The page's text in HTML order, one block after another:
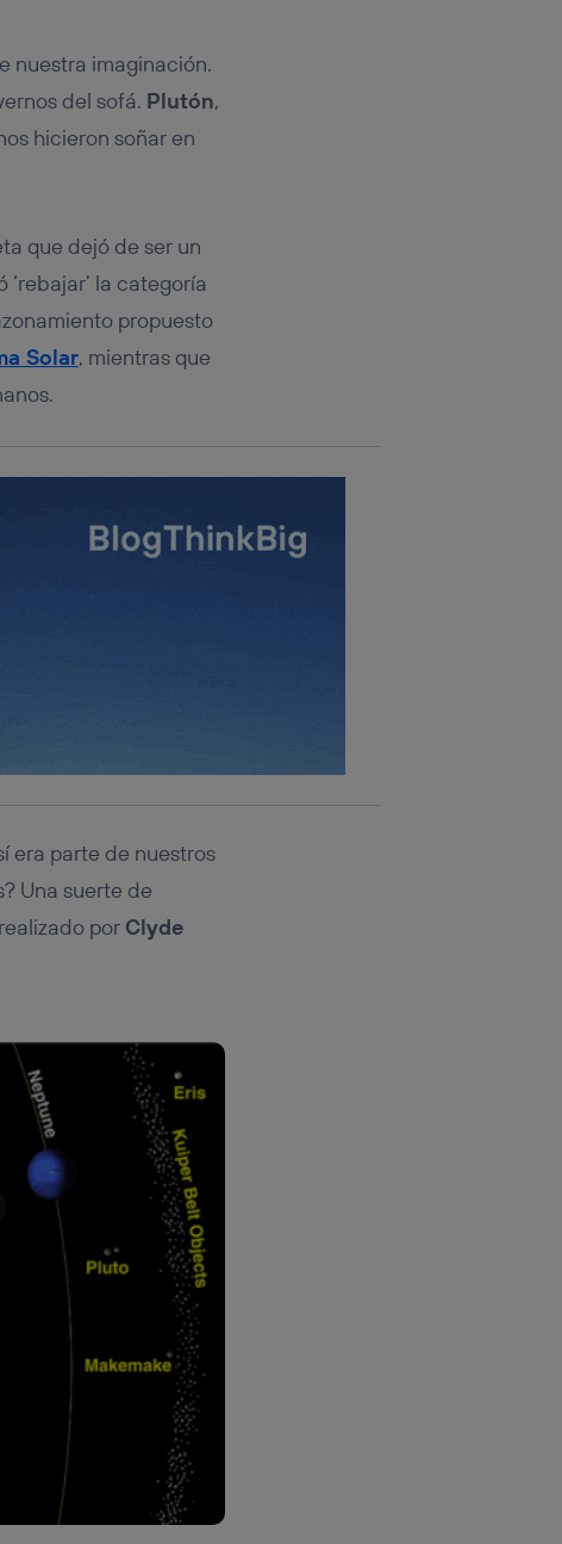
nuestra imaginación.
del sofá. Plutón,
hicieron soñar en
que dejó de ser un
la categoría
propuesto
Solar, mientras que
era parte de nuestros
Una suerte de
por Clyde
hogar que